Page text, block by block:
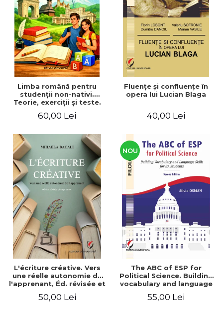
ADMINISTRATIVE
ȘTIINȚE ECONOMICE
ȘTIINȚE EXACTE
EDUCAȚIE FIZICĂ ȘI SPORT
PREUNIVERSITARIA
TIMP LIBER
ÎN CURS DE APARIȚIE
NOUTĂȚI
PACHETE DE STUDIU
ULTIMELE EXEMPLARE
Cum Cumpăr
Livrare
Politica de Retur
Formular de Retur
Distribuitori
Limba română pentru
studenţii non-nativi.
Teorie, exerciţii şi teste.
60,00 Lei
Fluenţe şi confluenţe în
opera lui Lucian Blaga
40,00 Lei
L'écriture créative. Vers
une réelle autonomie de
l'apprenant, Éd. révisée et
50,00 Lei
NOU
The ABC of ESP for
Political Science. Building
vocabulary and language
55,00 Lei